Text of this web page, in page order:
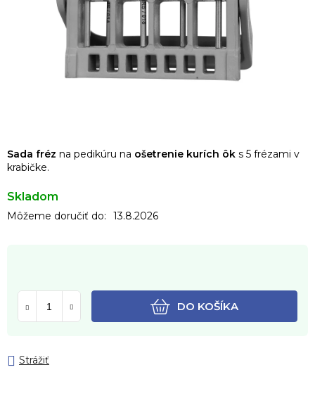
Sada fréz na pedikúru na ošetrenie kurích ôk s 5 frézami v
krabičke.
Skladom
Môžeme doručiť do: 13.8.2026
DO KOŠÍKA
Strážiť